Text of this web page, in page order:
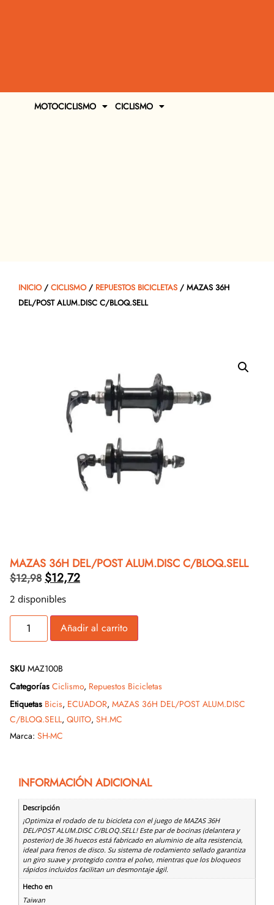
MOTOCICLISMO CICLISMO
INICIO/ CICLISMO/ REPUESTOS BICICLETAS / MAZAS 36H
DEL/POST ALUM.DISC C/BLOQ.SELL
MAZAS 36H DEL/POST ALUM.DISC C/BLOQ.SELL
$12,98 $12,72
2 disponibles
Añadir al carrito
SKU MAZ100B
Categorías Ciclismo, Repuestos Bicicletas
Etiquetas Bicis, ECUADOR, MAZAS 36H DEL/POST ALUM.DISC
C/BLOQ.SELL, QUITO, SH.MC
Marca: SH-MC
INFORMACIÓN ADICIONAL
Descripción
¡Optimiza el rodado de tu bicicleta con el juego de MAZAS 36H
DEL/POST ALUM.DISC C/BLOQ.SELL! Este par de bocinas (delantera y
posterior) de 36 huecos está fabricado en aluminio de alta resistencia,
ideal para frenos de disco. Su sistema de rodamiento sellado garantiza
un giro suave y protegido contra el polvo, mientras que los bloqueos
rápidos incluidos facilitan un desmontaje ágil.
Hecho en
Taiwan